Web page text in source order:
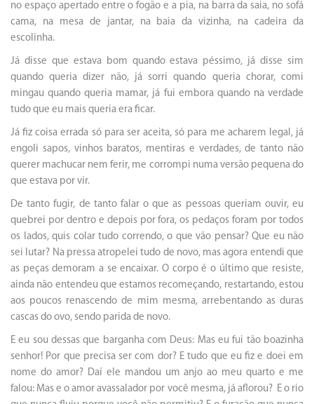
no espaço apertado entre o fogão e a pia, na barra da saia, no sofá
cama, na mesa de jantar, na baia da vizinha, na cadeira da
escolinha.
Já disse que estava bom quando estava péssimo, já disse sim
quando queria dizer não, já sorri quando queria chorar, comi
mingau quando queria mamar, já fui embora quando na verdade
tudo que eu mais queria era ficar.
Já fiz coisa errada só para ser aceita, só para me acharem legal, já
engoli sapos, vinhos baratos, mentiras e verdades, de tanto não
querer machucar nem ferir, me corrompi numa versão pequena do
que estava por vir.
De tanto fugir, de tanto falar o que as pessoas queriam ouvir, eu
quebrei por dentro e depois por fora, os pedaços foram por todos
os lados, quis colar tudo correndo, o que vão pensar? Que eu não
sei lutar? Na pressa atropelei tudo de novo, mas agora entendi que
as peças demoram a se encaixar. O corpo é o último que resiste,
ainda não entendeu que estamos recomeçando, restartando, estou
aos poucos renascendo de mim mesma, arrebentando as duras
cascas do ovo, sendo parida de novo.
E eu sou dessas que barganha com Deus: Mas eu fui tão boazinha
senhor! Por que precisa ser com dor? E tudo que eu fiz e doei em
nome do amor? Daí ele mandou um anjo ao meu quarto e me
falou: Mas e o amor avassalador por você mesma, já aflorou? E o rio